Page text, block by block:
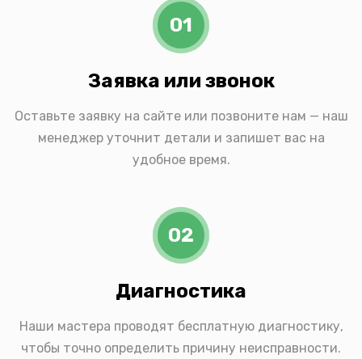
01
Заявка или звонок
Оставьте заявку на сайте или позвоните нам — наш
менеджер уточнит детали и запишет вас на
удобное время.
02
Диагностика
Наши мастера проводят бесплатную диагностику,
чтобы точно определить причину неисправности.